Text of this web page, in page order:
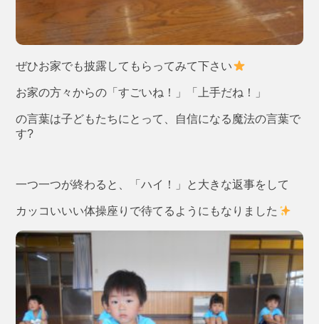
ぜひお家でも披露してもらってみて下さい
お家の方々からの「すごいね！」「上手だね！」
の言葉は子どもたちにとって、自信になる魔法の言葉で
す?
一つ一つが終わると、「ハイ！」と大きな返事をして
カッコいいい体操座りで待てるようにもなりました